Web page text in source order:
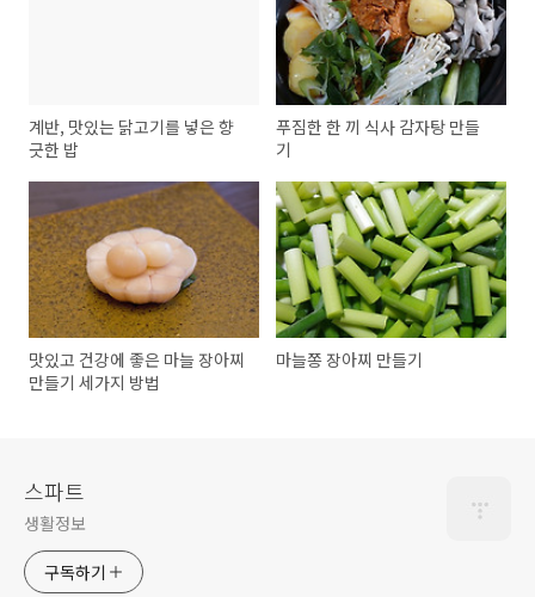
계반, 맛있는 닭고기를 넣은 향
긋한 밥
푸짐한 한 끼 식사 감자탕 만들
기
맛있고 건강에 좋은 마늘 장아찌
만들기 세가지 방법
마늘쫑 장아찌 만들기
스파트
생활정보
구독하기